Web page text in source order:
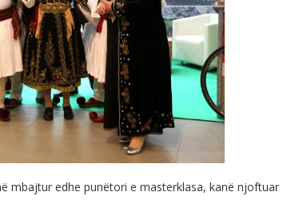
mbajtur edhe punëtori e masterklasa, kanë njoftuar